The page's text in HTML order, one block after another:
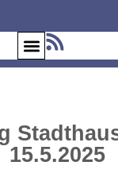
15.5.2025